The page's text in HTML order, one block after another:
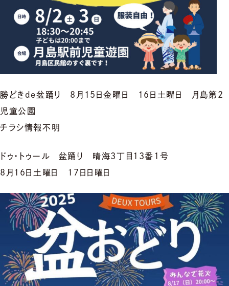
勝どきde盆踊り 8月15日金曜日 16日土曜日 月島第2
児童公園
チラシ情報不明
ドゥ・トゥール 盆踊り 晴海3丁目13番1号
8月16日土曜日 17日日曜日